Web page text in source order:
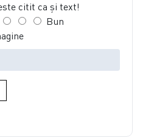
citit ca şi text!
Bun